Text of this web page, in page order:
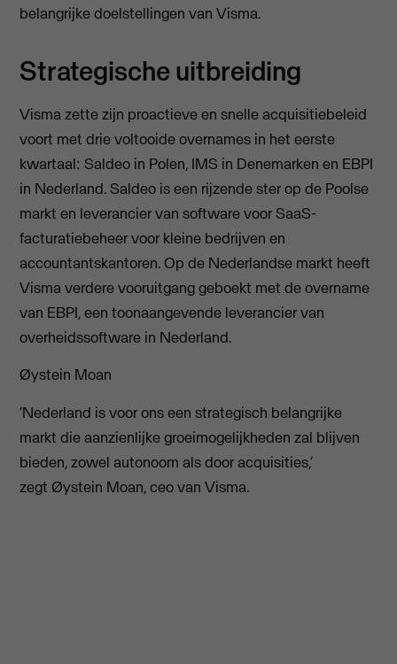
belangrijke doelstellingen van Visma.
Strategische uitbreiding
Visma zette zijn proactieve en snelle acquisitiebeleid
voort met drie voltooide overnames in het eerste
kwartaal: Saldeo in Polen, IMS in Denemarken en EBPI
in Nederland. Saldeo is een rijzende ster op de Poolse
markt en leverancier van software voor SaaS-
facturatiebeheer voor kleine bedrijven en
accountantskantoren. Op de Nederlandse markt heeft
Visma verdere vooruitgang geboekt met de overname
van EBPI, een toonaangevende leverancier van
overheidssoftware in Nederland.
Øystein Moan
‘Nederland is voor ons een strategisch belangrijke
markt die aanzienlijke groeimogelijkheden zal blijven
bieden, zowel autonoom als door acquisities,’
zegt Øystein Moan, ceo van Visma.